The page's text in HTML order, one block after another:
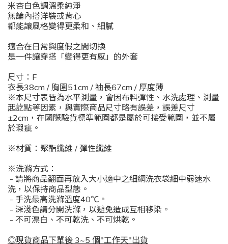
米杏白色調溫柔純淨
無論內搭洋裝或背心
都能讓風格變得更柔和、細膩
適合在日常與度假之間切換
是一件讓穿搭「變得更有感」的外套
尺寸：F
衣長38cm / 胸圍51cm / 袖長67cm / 厚度薄
※本尺寸表皆為水平測量，會因布料彈性、水洗處理、測量
起訖點等因素，與實際商品尺寸略有誤差，誤差尺寸
±2cm，在國際驗貨標準範圍都是屬於可接受範圍，並不屬
於瑕疵。
※材質：聚酯纖維 / 彈性纖維
※洗滌方式：
- 請將商品翻面再放入大小適中之細網洗衣袋細中弱速水
洗，以保持商品型態。
- 手洗最高洗滌溫度40℃。
- 深淺色請分開洗滌，以避免造成互相移染。
- 不可漂白、不可乾洗、不可烘乾。
◎現貨商品下單後 3~5 個"工作天"出貨